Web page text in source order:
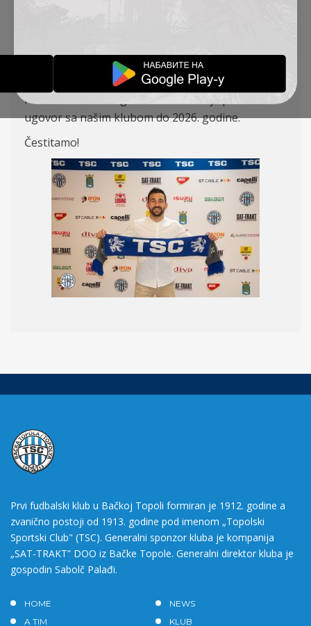
29-03-2024
Naš iskusni vezni igrač Milan Radin je produžio
ugovor sa našim klubom do 2026. godine.
Čestitamo!
Prvi fudbalski klub u Bačkoj Topoli formiran je 1912. godine a
zvanično postoji od 1913. godine pod imenom „Topolski
Sportski Club" (TSC). Generalni sponzor kluba je kompanija
„SAT-TRAKT” DOO iz Bačke Topole. Generalni direktor kluba je
gospodin Sabolč Palađi.
HOME
NEWS
A TIM
KLUB